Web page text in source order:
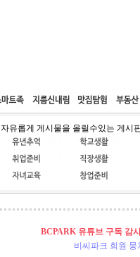
웹호스팅 공동구매
자유롭게 게시물을 올릴수있는 게시
BCPARK 유튜브 구독 감
비씨파크 회원 뭉